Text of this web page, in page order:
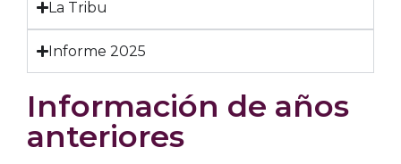
La Tribu
Informe 2025
Información de años
anteriores